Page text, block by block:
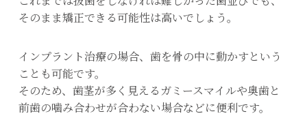
そのまま矯正できる可能性は高いでしょう。
インプラント治療の場合、歯を骨の中に動かすという
ことも可能です。
そのため、歯茎が多く見えるガミースマイルや奥歯と
前歯の噛み合わせが合わない場合などに便利です。